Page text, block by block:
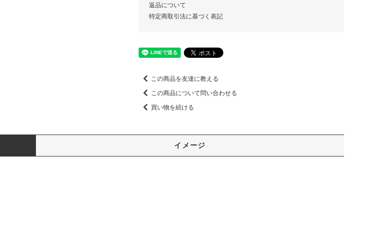
返品について
特定商取引法に基づく表記
この商品を友達に教える
この商品について問い合わせる
買い物を続ける
イメージ